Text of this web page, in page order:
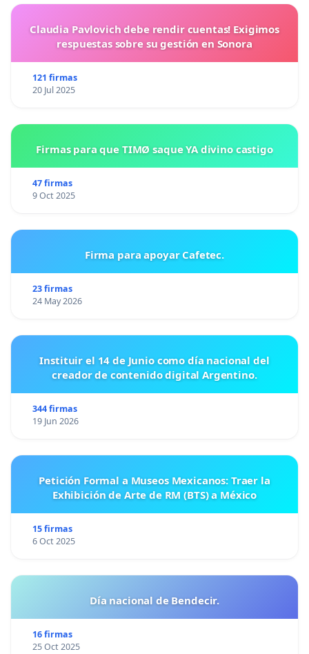
Claudia Pavlovich debe rendir cuentas! Exigimos
respuestas sobre su gestión en Sonora
121 firmas
20 Jul 2025
Firmas para que TIMØ saque YA divino castigo
47 firmas
9 Oct 2025
Firma para apoyar Cafetec.
23 firmas
24 May 2026
Instituir el 14 de Junio como día nacional del
creador de contenido digital Argentino.
344 firmas
19 Jun 2026
Petición Formal a Museos Mexicanos: Traer la
Exhibición de Arte de RM (BTS) a México
15 firmas
6 Oct 2025
Día nacional de Bendecir.
16 firmas
25 Oct 2025